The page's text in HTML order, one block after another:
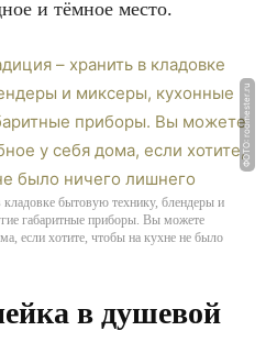
и тёмное место.
ФОТО: roomester.ru
бытовую технику, блендеры и
габаритные приборы. Вы можете
если хотите, чтобы на кухне не было
в душевой